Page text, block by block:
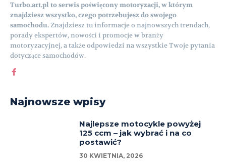
Turbo.art.pl to serwis poświęcony motoryzacji, w którym
znajdziesz wszystko, czego potrzebujesz do swojego
samochodu.Znajdziesz tu informacje o najnowszych trendach,
porady ekspertów, nowości i promocje w branży
motoryzacyjnej, a także odpowiedzi na wszystkie Twoje pytania
dotyczące samochodów.
Najnowsze wpisy
Najlepsze motocykle powyżej
125 ccm – jak wybrać i na co
postawić?
30 KWIETNIA, 2026